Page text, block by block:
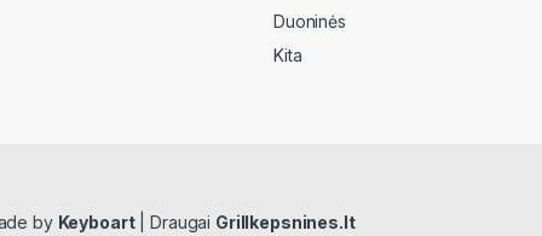
Duoninės
Kita
by Keyboart| Draugai Grillkepsnines.lt